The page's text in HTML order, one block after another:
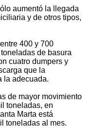
aumentó la llegada
y de otros tipos,
400 y 700
de basura
cuatro dumpers y
que la
la adecuada.
de mayor movimiento
toneladas, en
Marta está
toneladas al mes.